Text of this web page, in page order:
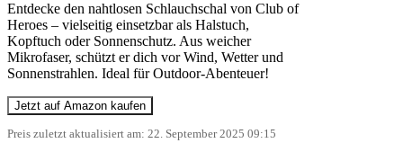
Entdecke den nahtlosen Schlauchschal von Club of
Heroes – vielseitig einsetzbar als Halstuch,
Kopftuch oder Sonnenschutz. Aus weicher
Mikrofaser, schützt er dich vor Wind, Wetter und
Sonnenstrahlen. Ideal für Outdoor-Abenteuer!
Jetzt auf Amazon kaufen
Preis zuletzt aktualisiert am: 22. September 2025 09:15